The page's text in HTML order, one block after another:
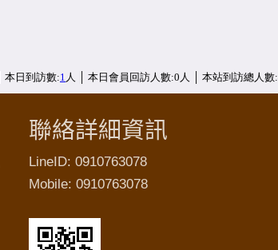
聯絡詳細資訊
LineID: 0910763078
Mobile: 0910763078